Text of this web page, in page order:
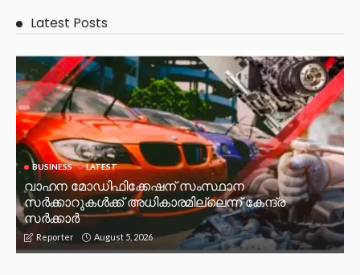
Latest Posts
BUSINESS LATEST
വാഹന മോഡിഫിക്കേഷന് സംസ്ഥാന
സർക്കാറുകൾക്ക് അധികാരമില്ലെന്ന് കേന്ദ്ര
സർക്കാർ
Reporter August 5, 2026